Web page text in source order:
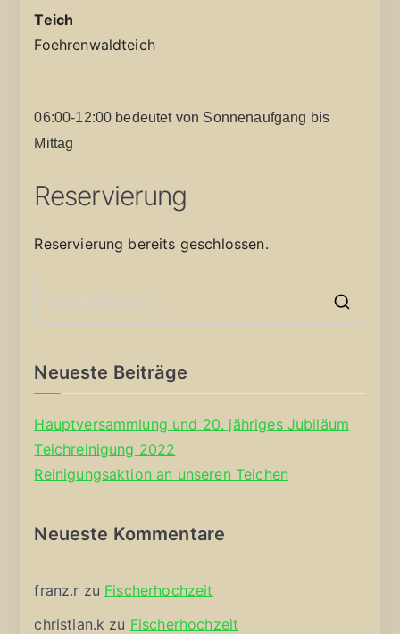
Teich
Foehrenwaldteich
06:00-12:00 bedeutet von Sonnenaufgang bis
Mittag
Reservierung
Reservierung bereits geschlossen.
Neueste Beiträge
Hauptversammlung und 20. jähriges Jubiläum
Teichreinigung 2022
Reinigungsaktion an unseren Teichen
Neueste Kommentare
franz.r zu Fischerhochzeit
christian.k zu Fischerhochzeit